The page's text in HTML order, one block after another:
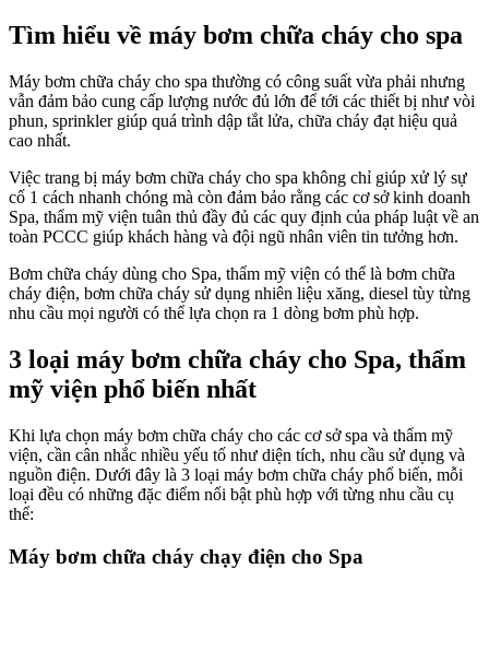
Tìm hiểu về máy bơm chữa cháy cho spa
Máy bơm chữa cháy cho spa thường có công suất vừa phải nhưng
vẫn đảm bảo cung cấp lượng nước đủ lớn để tới các thiết bị như vòi
phun, sprinkler giúp quá trình dập tắt lửa, chữa cháy đạt hiệu quả
cao nhất.
Việc trang bị máy bơm chữa cháy cho spa không chỉ giúp xử lý sự
cố 1 cách nhanh chóng mà còn đảm bảo rằng các cơ sở kinh doanh
Spa, thẩm mỹ viện tuân thủ đầy đủ các quy định của pháp luật về an
toàn PCCC giúp khách hàng và đội ngũ nhân viên tin tưởng hơn.
Bơm chữa cháy dùng cho Spa, thẩm mỹ viện có thể là bơm chữa
cháy điện, bơm chữa cháy sử dụng nhiên liệu xăng, diesel tùy từng
nhu cầu mọi người có thể lựa chọn ra 1 dòng bơm phù hợp.
3 loại máy bơm chữa cháy cho Spa, thẩm
mỹ viện phổ biến nhất
Khi lựa chọn máy bơm chữa cháy cho các cơ sở spa và thẩm mỹ
viện, cần cân nhắc nhiều yếu tố như diện tích, nhu cầu sử dụng và
nguồn điện. Dưới đây là 3 loại máy bơm chữa cháy phổ biến, mỗi
loại đều có những đặc điểm nổi bật phù hợp với từng nhu cầu cụ
thể:
Máy bơm chữa cháy chạy điện cho Spa